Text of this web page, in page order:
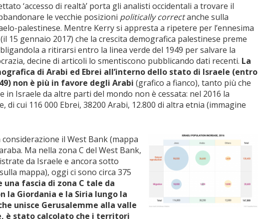
‘accesso di realtà’ porta gli analisti occidentali a trovare il
le vecchie posizioni politically correctanche sulla
palestinese. Mentre Kerry si appresta a ripetere per l’ennesima
15 gennaio 2017) che la crescita demografica palestinese preme
a ritirarsi entro la linea verde del 1949 per salvare la
decine di articoli lo smentiscono pubblicando dati recenti. La
di Arabi ed Ebrei all’interno dello stato di Israele (entro
non è più in favore degli Arabi (grafico a fianco), tanto più che
in Israele da altre parti del mondo non è cessata: nel 2016 la
cui 116 000 Ebrei, 38200 Arabi, 12.800 di altra etnia (immagine
il West Bank (mappa
Ma nella zona C del West Bank,
da Israele e ancora sotto
mappa), oggi ci sono circa 375
una fascia di zona C tale da
Giordania e la Siria lungo la
unisce Gerusalemme alla valle
è stato calcolato che i territori